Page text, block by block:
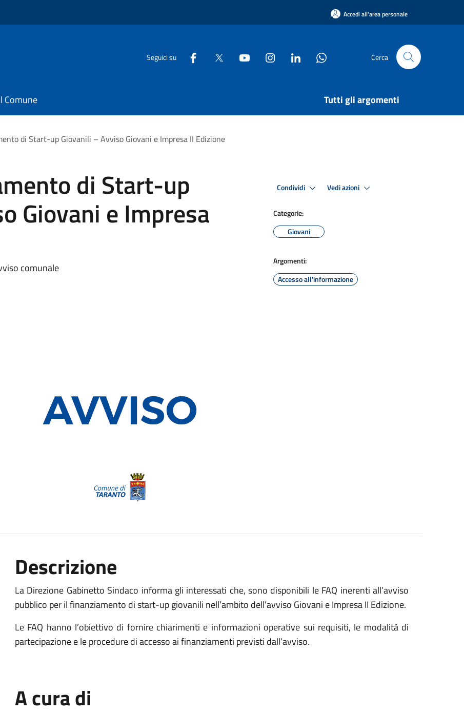
Accedi all'area personale
Seguici su Cerca
Comune Tutti gli argomenti
di Start-up Giovanili – Avviso Giovani e Impresa II Edizione
di Start-up
Giovani e Impresa
comunale
Condividi Vedi azioni
Categorie:
Giovani
Argomenti:
Accesso all'informazione
Descrizione
La Direzione Gabinetto Sindaco informa gli interessati che, sono disponibili le FAQ inerenti all’avviso
pubblico per il finanziamento di start-up giovanili nell’ambito dell’avviso Giovani e Impresa II Edizione.
Le FAQ hanno l’obiettivo di fornire chiarimenti e informazioni operative sui requisiti, le modalità di
partecipazione e le procedure di accesso ai finanziamenti previsti dall’avviso.
A cura di